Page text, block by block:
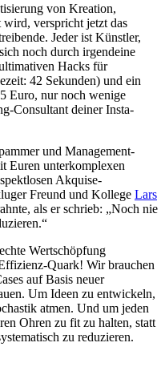
von Kreation,
verspricht jetzt das
Jeder ist Künstler,
noch durch irgendeine
Hacks für
42 Sekunden) und ein
Euro, nur noch wenige
Consultant deiner Insta-
und Management-
Euren unterkomplexen
Akquise-
Freund und Kollege Lars
als er schrieb: „Noch nie
Wertschöpfung
Quark! Wir brauchen
auf Basis neuer
Um Ideen zu entwickeln,
atmen. Und um jeden
Ohren zu fit zu halten, statt
zu reduzieren.